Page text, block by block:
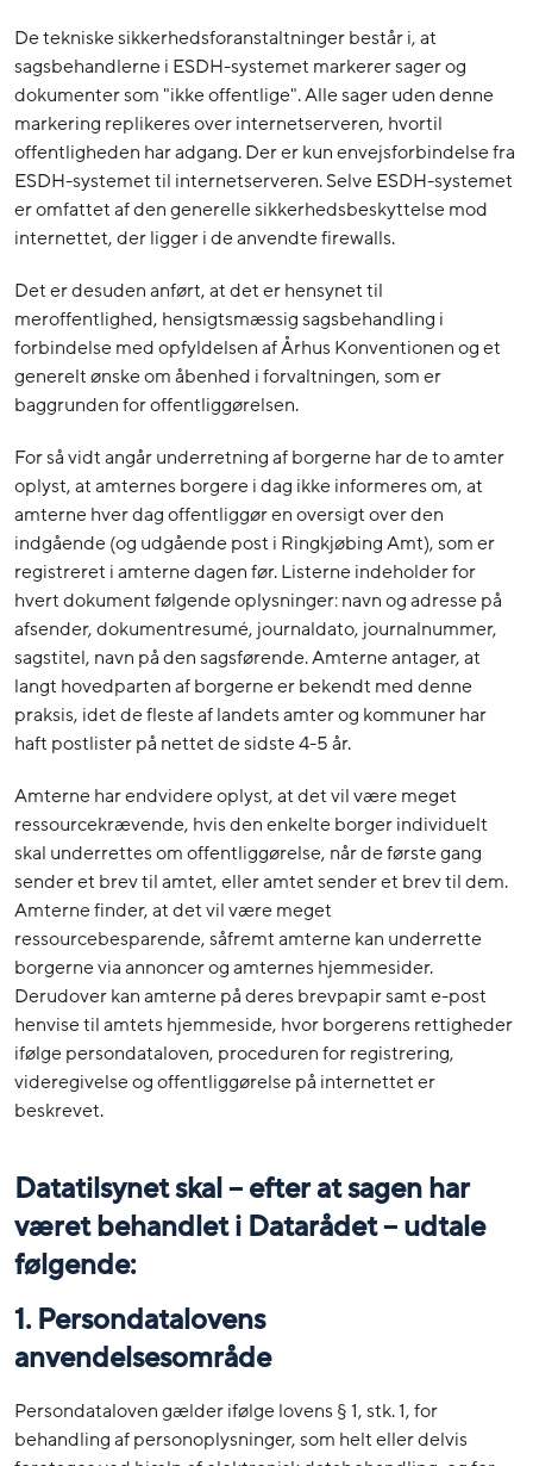
De tekniske sikkerhedsforanstaltninger består i, at
sagsbehandlerne i ESDH-systemet markerer sager og
dokumenter som "ikke offentlige". Alle sager uden denne
markering replikeres over internetserveren, hvortil
offentligheden har adgang. Der er kun envejsforbindelse fra
ESDH-systemet til internetserveren. Selve ESDH-systemet
er omfattet af den generelle sikkerhedsbeskyttelse mod
internettet, der ligger i de anvendte firewalls.
Det er desuden anført, at det er hensynet til
meroffentlighed, hensigtsmæssig sagsbehandling i
forbindelse med opfyldelsen af Århus Konventionen og et
generelt ønske om åbenhed i forvaltningen, som er
baggrunden for offentliggørelsen.
For så vidt angår underretning af borgerne har de to amter
oplyst, at amternes borgere i dag ikke informeres om, at
amterne hver dag offentliggør en oversigt over den
indgående (og udgående post i Ringkjøbing Amt), som er
registreret i amterne dagen før. Listerne indeholder for
hvert dokument følgende oplysninger: navn og adresse på
afsender, dokumentresumé, journaldato, journalnummer,
sagstitel, navn på den sagsførende. Amterne antager, at
langt hovedparten af borgerne er bekendt med denne
praksis, idet de fleste af landets amter og kommuner har
haft postlister på nettet de sidste 4-5 år.
Amterne har endvidere oplyst, at det vil være meget
ressourcekrævende, hvis den enkelte borger individuelt
skal underrettes om offentliggørelse, når de første gang
sender et brev til amtet, eller amtet sender et brev til dem.
Amterne finder, at det vil være meget
ressourcebesparende, såfremt amterne kan underrette
borgerne via annoncer og amternes hjemmesider.
Derudover kan amterne på deres brevpapir samt e-post
henvise til amtets hjemmeside, hvor borgerens rettigheder
ifølge persondataloven, proceduren for registrering,
videregivelse og offentliggørelse på internettet er
beskrevet.
Datatilsynet skal – efter at sagen har
været behandlet i Datarådet – udtale
følgende:
1. Persondatalovens
anvendelsesområde
Persondataloven gælder ifølge lovens § 1, stk. 1, for
behandling af personoplysninger, som helt eller delvis